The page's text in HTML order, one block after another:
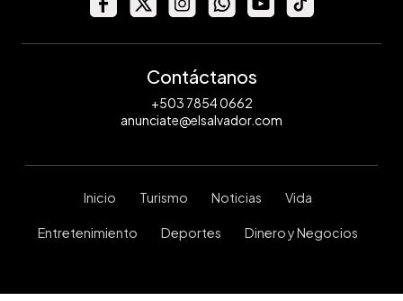
Contáctanos
+503 7854 0662
anunciate@elsalvador.com
Inicio Turismo Noticias Vida
Entretenimiento Deportes Dinero y Negocios